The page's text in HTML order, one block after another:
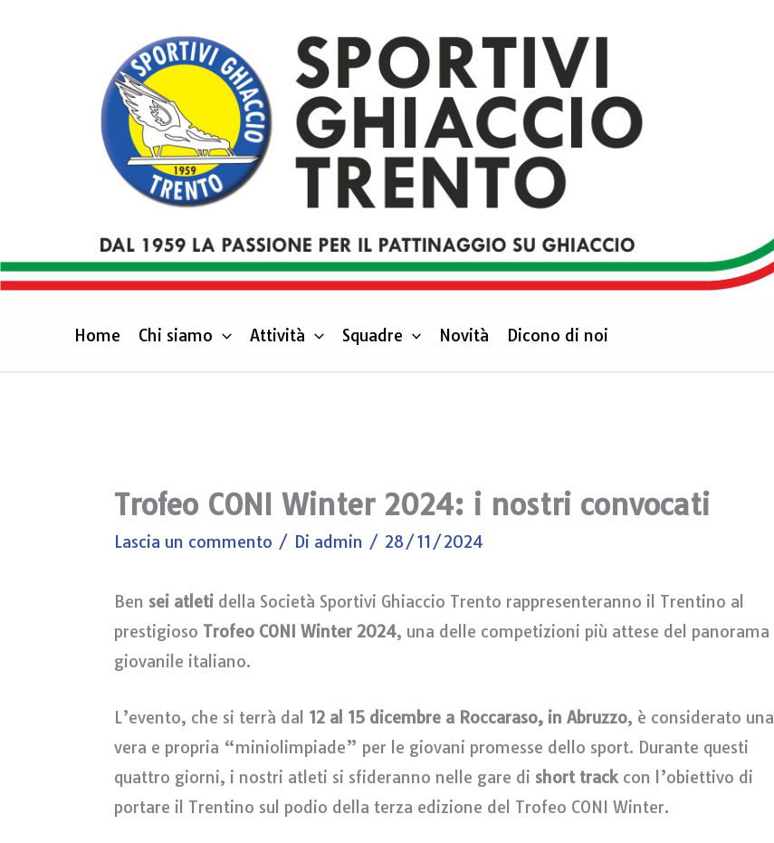
Home Chi siamo Attività Squadre Novità Dicono di noi
Trofeo CONI Winter 2024: i nostri convocati
Lascia un commento / Di admin / 28/11/2024
Ben sei atleti della Società Sportivi Ghiaccio Trento rappresenteranno il Trentino al
prestigioso Trofeo CONI Winter 2024, una delle competizioni più attese del panorama
giovanile italiano.
L’evento, che si terrà dal 12 al 15 dicembre a Roccaraso, in Abruzzo, è considerato una
vera e propria “miniolimpiade” per le giovani promesse dello sport. Durante questi
quattro giorni, i nostri atleti si sfideranno nelle gare di short trackcon l’obiettivo di
portare il Trentino sul podio della terza edizione del Trofeo CONI Winter.